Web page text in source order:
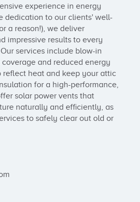
experience in energy
dedication to our clients' well-
a reason!), we deliver
impressive results to every
services include blow-in
and reduced energy
reflect heat and keep your attic
for a high-performance,
solar power vents that
naturally and efficiently, as
to safely clear out old or